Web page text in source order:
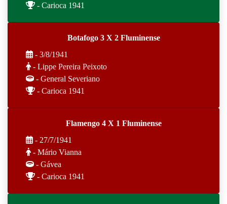
- Carioca 1941
Botafogo 3 X 2 Fluminense
- 3/8/1941
- Lippe Pereira Peixoto
- General Severiano
- Carioca 1941
Flamengo 4 X 1 Fluminense
- 27/7/1941
- Mário Vianna
- Gávea
- Carioca 1941